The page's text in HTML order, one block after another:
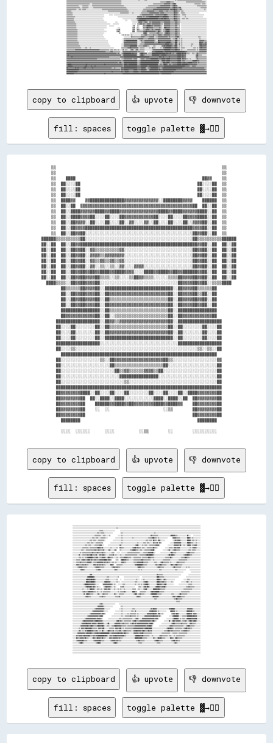
▒▒▒▒▒▒▒▒▒▒▒▒▒▒▒▒▒▒▒▒▒▒▒▒▒▒▒▒▒▒▒▒▒▒▒▒▒▒▒▒▒▒▒▒▒▒▒▒▒▒▒▒▒▒▒▒▒▒▒▒▒▒▒▒▒▒▒▒▒▒▒▒▒▒▒▒▒▒▒▒▒▒▒▒▒▒▒▒▒▒░░░░░░░░░░░░░░░░░░░░░░░░░░░░░░░░░░░░░░░░░░░░░░░░░░░░░░░░░░░░░░░░▒▒▒▒▒▒▒▒▒▒▓▓▓▓▓▓▒▒▒▒▒▒░░░░░░░░░░░░░░░░░░░░▒▒▒▒▒▒▒▒▒▒▒▒▒▒▒▒▒▒▒▒▒▒▒▒▒▒▒▒▒▒▒▒░░
▒▒▒▒▒▒▒▒▒▒▒▒▒▒▒▒▒▒▒▒▒▒▒▒▒▒▒▒▒▒▒▒▒▒▒▒▒▒░░░░▒▒▒▒▒▒▒▒▒▒▒▒▒▒▒▒▒▒▒▒▒▒▒▒▒▒▒▒▒▒▒▒▒▒▒▒▒▒▒▒▒▒▒▒▒▒▒▒░░░░░░░░░░░░░░░░░░░░░░░░░░░░░░░░░░░░░░░░░░░░░░░░░░░░▒▒▒▒▒▒▒▒▒▒▒▒▒▒▒▒▒▒▓▓▓▓▓▓▓▓▓▓▒▒▒▒▓▓██▓▓░░░░░░░░░░░░░░░░░░░░░░░░░░░░░░▒▒▒▒▒▒▒▒▒▒░░▒▒▒▒▒▒░░
▒▒▒▒▒▒▒▒▒▒▒▒▒▒▒▒▒▒▒▒░░░░░░▒▒▒▒▒▒▒▒▒▒░░░░░░▒▒▒▒▒▒▒▒▒▒▒▒▒▒▒▒▒▒▒▒▒▒▒▒▒▒▒▒▒▒▒▒▒▒▒▒▒▒▒▒▒▒▒▒▒▒▒▒▒▒▒▒░░░░░░░░░░░░░░░░░░░░░░░░░░░░░░░░░░░░░░░░▒▒▒▒▒▒▒▒▒▒▒▒▒▒▒▒▒▒▒▒▓▓▓▓▓▓▓▓▓▓▓▓▓▓▓▓▒▒▒▒▓▓██▓▓▓▓░░░░░░░░░░░░░░░░░░░░░░░░░░░░░░░░▒▒▒▒▒▒▒▒▒▒▒▒▒▒▒▒
▒▒▒▒▒▒▒▒▒▒▒▒▒▒▒▒▒▒▒▒▒▒░░░░▒▒▒▒▒▒▒▒▒▒░░░░░░░░▒▒▒▒▒▒▒▒▒▒▒▒▒▒▒▒▒▒▒▒▒▒▒▒▒▒▒▒▒▒▒▒▒▒▒▒▒▒▒▒▒▒▒▒▒▒▒▒▒▒▒▒▒▒░░░░░░░░░░░░░░░░░░░░░░░░░░░░░░░░▒▒▒▒▒▒▒▒▒▒▒▒▒▒▒▒▒▒▓▓▓▓▓▓▓▓▓▓▓▓▓▓▓▓▓▓▓▓▓▓▒▒▒▒▓▓██▓▓▓▓▒▒▓▓▓▓░░░░░░░░░░░░░░░░░░░░░░░░░░░░░░░░▒▒▒▒▒▒▒▒▒▒
▒▒▒▒▒▒▒▒▒▒▒▒▒▒▒▒░░░░▒▒▒▒░░▒▒▒▒▒▒░░░░░░░░░░░░░░░░░░░░░░░░░░▒▒▒▒▒▒▒▒▒▒▒▒▒▒▒▒▒▒▒▒▒▒▒▒▒▒▒▒▒▒▒▒▒▒▒▒▒▒▒▒▒▒░░░░░░░░░░░░░░░░░░░░░░░░░░▒▒▒▒▒▒▒▒▒▒▒▒▒▒▒▒▓▓▓▓▓▓▓▓▓▓▓▓▓▓▓▓▓▓▓▓▓▓▓▓▓▓▒▒▓▓▓▓▓▓██▓▓▓▓▒▒▒▒▓▓▒▒░░░░░░░░░░░░░░░░░░░░░░░░░░░░░░░░░░░░▒▒░░
▒▒▒▒▒▒▒▒░░░░░░░░░░░░░░░░░░░░░░░░░░░░░░░░░░░░░░░░░░░░░░░░░░░░░░░░░░░░▒▒▒▒▒▒▒▒▒▒▒▒▒▒▒▒▒▒▒▒▒▒▒▒▒▒▒▒▒▒▒▒▒▒░░░░░░░░░░░░░░░░░░░░░░▒▒▒▒▒▒▒▒▓▓▓▓▓▓▓▓▓▓▓▓▒▒▒▒▒▒▒▒▓▓▓▓▓▓▒▒▒▒▒▒▓▓▒▒▒▒▒▒▒▒▒▒██▓▓▓▓▒▒▒▒░░▒▒▒▒░░░░░░░░░░░░░░░░░░░░░░░░░░░░░░░░░░░░░░
▒▒▒▒▒▒▒▒▒▒░░░░░░░░░░░░░░░░░░░░░░░░░░░░░░░░░░░░░░░░░░░░░░░░░░░░░░░░░░░░░░░░░░░░░░░░░░░░░░▒▒▒▒▒▒▒▒▒▒▒▒▒▒░░░░░░▒▒░░░░░░░░░░░░▒▒▒▒▒▒▒▒▒▒▒▒▒▒▓▓▓▓▓▓▓▓▓▓▓▓▓▓▓▓▒▒▓▓▓▓▓▓▒▒▒▒▒▒▒▒▒▒▒▒▒▒▒▒██▓▓▓▓▒▒░░░░▒▒▒▒▒▒░░░░░░░░░░░░░░░░░░░░░░░░
▒▒▒▒▒▒▒▒▒▒░░░░░░░░░░░░░░░░░░░░░░░░░░░░░░░░░░░░░░░░░░░░░░░░░░░░        ░░░░░░  ░░░░░░░░░░░░░░░░░░░░░░░░░░░░░░░░░░░░░░░░░░▒▒▒▒▓▓▓▓▓▓▓▓▓▓▓▓▓▓▓▓▓▓▒▒▒▒▓▓▓▓▓▓▓▓▓▓▓▓▓▓████▓▓▒▒▒▒▒▒▒▒▒▒██▓▓▓▓▒▒▒▒░░░░▒▒▒▒▒▒░░░░░░░░░░░░░░░░░░░░░░░░░░░░░░
▒▒▒▒▒▒▒▒▒▒▒▒▒▒░░░░░░░░░░░░░░░░░░░░░░░░░░░░░░░░░░░░░░░░░░░░░░░░                      ░░░░░░░░░░░░░░░░░░░░░░░░░░░░░░░░▓▓▓▓▓▓▓▓▒▒▓▓▒▒▓▓▓▓▓▓████████████████▓▓▓▓▓▓████████▓▓▒▒▒▒▒▒▒▒██▓▓▓▓▒▒▒▒░░░░░░░░▒▒░░░░░░░░░░░░░░░░░░░░░░░░░░░░
▒▒▒▒▒▒▒▒▒▒▒▒░░░░░░░░░░░░░░░░░░░░░░░░░░░░░░░░░░░░░░░░░░░░░░░░                                ░░░░░░░░░░░░░░░░░░░░░░▒▒▓▓▓▓██████████████████████████████▓▓▓▓▓▓██▓▓████▓▓▓▓▒▒▒▒▒▒▒▒██▓▓▓▓▒▒▒▒░░░░▒▒▒▒░░▒▒▒▒░░░░░░░░░░░░░░░░░░░░░░░░░░░░░░
▒▒▒▒▒▒▒▒▒▒▒▒░░░░░░░░░░░░░░░░░░░░░░░░░░░░░░░░░░░░░░░░░░░░░░░░░░                                  ░░░░      ░░░░░░░░░░▒▒████████████▓▓▓▓▓▓▓▓▓▓▓▓▓▓▓▓▓▓▓▓▓▓▓▓▓▓▓▓▓▓▓▓▓▓▓▓▓▓▓▓▒▒▒▒▒▒▓▓▓▓▓▓▒▒▒▒░░░░░░░░░░░░░░░░░░░░░░░░░░░░░░░░░░░░░░░░░░░░
▒▒▒▒▒▒▒▒▒▒▒▒▒▒░░░░░░░░░░░░░░░░░░░░░░░░░░░░░░░░░░░░░░░░░░░░░░░░░░░░              ░░░░                        ░░░░░░░░░░▓▓▓▓▓▓▒▒▒▒▓▓▓▓▒▒░░▓▓▒▒▓▓▓▓▓▓▓▓▓▓▓▓▓▓▒▒▒▒▒▒▓▓▓▓▓▓▓▓▓▓▒▒▒▒▒▒▒▒▓▓▓▓▒▒▒▒░░░░░░░░░░░░░░░░░░░░░░░░░░░░░░░░░░░░░░░░░░░░
▒▒▒▒▒▒▒▒▒▒▒▒▒▒▒▒░░░░░░░░░░░░░░░░░░░░░░░░░░░░░░░░░░░░░░░░░░░░░░░░░░░░░░░░    ░░░░░░░░░░                      ░░░░░░  ▒▒▒▒▓▓▓▓▒▒▓▓▒▒▒▒▓▓▓▓▓▓▒▒▓▓▓▓▓▓▓▓▓▓▓▓▓▓▒▒▒▒░░▓▓▓▓▓▓▓▓▓▓▒▒▒▒▒▒▒▒▓▓▓▓▒▒▒▒  ░░░░░░░░░░░░░░░░░░░░░░░░░░░░░░░░░░░░░░░░░░
▒▒▒▒▒▒▒▒▒▒▒▒▒▒▒▒░░░░░░░░░░░░░░░░░░░░░░░░░░░░░░░░░░░░░░░░░░░░░░░░░░    ░░░░░░░░                              ░░▓▓    ▒▒░░    ░░▓▓▒▒▓▓██████▓▓▓▓▒▒▓▓▓▓▓▓▓▓▓▓▒▒░░░░▓▓▓▓▓▓▓▓▓▓▒▒▒▒▒▒▒▒▓▓▓▓░░▒▒  ░░░░░░░░░░░░░░░░░░░░░░░░░░░░░░░░░░░░░░░░░░
▒▒▒▒▒▒▒▒▒▒▒▒▒▒▒▒░░░░░░░░░░░░░░░░░░░░░░░░░░░░░░░░░░░░░░░░░░░░░░░░░░                  ░░░░                    ▒▒▓▓  ░░▒▒░░    ░░▓▓▒▒▓▓██▓▓▓▓▓▓▓▓▒▒▒▒▒▒▒▒▒▒▓▓▒▒░░░░████▓▓▓▓▓▓▒▒▒▒▒▒▒▒▓▓▓▓▒▒▒▒  ░░░░░░░░░░░░░░░░░░░░░░░░░░░░░░░░░░░░░░░░░░
▒▒▒▒▒▒▒▒▒▒▒▒▒▒▒▒▒▒░░░░░░░░░░░░░░░░░░░░░░░░░░░░░░░░░░░░░░░░░░░░                    ▒▒▒▒▓▓                    ▒▒▓▓  ░░▓▓▒▒░░░░░░▒▒▒▒▓▓▓▓▓▓▒▒▒▒▓▓▒▒▒▒▓▓▓▓▓▓▓▓▒▒░░▒▒▒▒▓▓████▓▓▒▒▒▒▒▒▒▒▓▓▓▓▒▒▒▒  ░░░░░░░░░░░░░░░░░░░░░░░░░░░░░░░░░░░░░░░░░░
▒▒▒▒▒▒▒▒▒▒▒▒▒▒▒▒▒▒░░░░░░░░░░░░░░░░░░░░░░░░░░░░░░░░░░░░░░░░░░░░░░░░                ▒▒▓▓▒▒                    ▓▓▓▓  ░░▒▒▒▒▒▒▒▒▒▒▓▓▓▓██▓▓▓▓▓▓▓▓▓▓▓▓▓▓▒▒▒▒██▓▓▒▒░░▒▒▒▒▓▓████▓▓▒▒▒▒▒▒▒▒▓▓▓▓▒▒▒▒░░░░░░░░░░░░░░░░░░░░░░░░░░░░░░░░░░░░░░░░░░░░
▒▒▒▒▒▒▒▒▒▒▒▒▒▒▒▒▒▒░░░░░░░░░░░░░░░░░░░░░░░░░░░░░░░░░░░░░░░░░░░░                        ▒▒░░              ░░░░░░░░░░░░░░░░░░░░░░▓▓██▓▓░░░░▒▒▒▒▒▒▒▒▒▒▒▒▓▓▓▓▒▒▒▒▒▒░░▒▒▓▓██▓▓▓▓▒▒▒▒▒▒▒▒▓▓▓▓▒▒▒▒  ░░░░░░░░░░░░░░░░░░░░░░░░░░░░░░░░░░░░░░░░░░
▒▒▒▒▒▒▒▒▒▒▒▒▒▒▒▒▒▒░░░░░░░░░░░░░░░░░░░░░░░░░░░░░░░░░░░░░░░░░░                              ░░▒▒░░▒▒░░▒▒░░░░▒▒░░░░░░░░░░░░░░▒▒▒▒▒▒▓▓▓▓▒▒▒▒▒▒▒▒▒▒▓▓▒▒▒▒▒▒▓▓▓▓▓▓▒▒▒▒▓▓▓▓▓▓▓▓▓▓▒▒▒▒▒▒▒▒▓▓▓▓▒▒▒▒░░░░░░░░░░░░░░░░░░░░░░░░░░░░░░░░░░░░░░░░░░░░
▒▒▒▒▒▒▒▒▒▒▒▒▒▒▒▒▒▒░░░░░░░░░░░░░░░░░░░░░░░░░░░░░░░░░░░░░░░░░░░░                                ░░░░░░░░░░░░▓▓▒▒▒▒▒▒▒▒▒▒▒▒▒▒▓▓▓▓▓▓▒▒▒▒▒▒▒▒▓▓▓▓▓▓▓▓░░▒▒▒▒▓▓▓▓▓▓▓▓▓▓▓▓▓▓▓▓▒▒▓▓▒▒▒▒▒▒▒▒▓▓▓▓██▒▒░░░░░░░░░░░░░░░░░░░░░░░░░░░░░░▒▒▒▒░░░░░░░░░░
▒▒▒▒▒▒▒▒▒▒▒▒▒▒▒▒▒▒░░░░░░░░░░░░░░░░░░░░░░░░░░░░░░░░░░░░░░░░░░░░░░                            ░░▒▒▒▒▒▒▒▒▒▒▒▒▒▒▒▒▒▒▒▒▒▒▒▒▓▓▓▓▓▓▓▓▒▒▒▒▒▒▒▒▓▓▓▓▓▓▓▓▓▓▒▒▒▒▒▒▓▓▓▓▓▓▓▓▓▓▓▓▓▓▓▓▓▓▓▓▒▒░░▒▒▒▒▓▓██░░▒▒░░▒▒░░░░░░░░░░░░░░░░░░░░░░░░░░░░▒▒░░░░░░░░░░
▒▒▒▒▒▒▒▒▒▒▒▒▒▒▒▒▒▒░░░░░░░░░░░░░░░░░░░░░░░░░░░░░░░░░░░░░░░░░░░░░░░░░░                        ░░▓▓▓▓██████████████████░░░░▒▒▓▓▒▒▒▒▓▓▓▓▓▓▓▓▓▓▓▓▓▓▓▓▒▒░░░░██▓▓▓▓▓▓▓▓▓▓▓▓▓▓▓▓▓▓▓▓▒▒▒▒▒▒████▒▒▒▒░░▒▒░░░░░░░░░░░░░░░░░░░░░░░░░░░░▓▓▓▓▓▓▓▓▒▒▒▒
▒▒▒▒▒▒▒▒▒▒▒▒▒▒▒▒▒▒▒▒░░░░░░░░░░░░░░░░░░░░░░░░░░░░░░░░░░░░░░░░░░░░░░░░                        ░░▓▓▓▓▓▓▓▓▓▓▓▓▓▓▓▓▓▓▓▓▓▓░░░░░░▒▒▒▒▒▒▓▓▓▓▓▓▓▓▓▓▓▓▓▓▓▓▒▒▒▒▒▒████▓▓▓▓▓▓▓▓▓▓██████▓▓▒▒▒▒▒▒████░░▒▒░░▒▒░░░░░░░░░░░░░░░░░░░░░░░░░░░░██▓▓▓▓▒▒▒▒▓▓
▒▒▒▒▒▒▒▒▒▒▒▒▒▒▒▒▒▒▒▒░░░░░░░░░░░░░░░░░░░░░░░░░░░░░░░░░░░░░░░░░░░░░░░░░░                    ░░░░▓▓▓▓▓▓▓▓▓▓▓▓▓▓▓▓▓▓▓▓▓▓░░░░▒▒▒▒▒▒▒▒▓▓▓▓▓▓▓▓▓▓▓▓▓▓▓▓▓▓▓▓▓▓▓▓▓▓▓▓▓▓▓▓▓▓██████▓▓▓▓▓▓▒▒▒▒████░░▓▓░░▒▒░░░░░░░░░░░░░░▒▒▒▒░░░░░░░░░░████▓▓▓▓▓▓██
▒▒▒▒▒▒▒▒▒▒▒▒▒▒▒▒▒▒▒▒▒▒░░░░░░░░░░░░░░░░░░░░░░░░░░░░░░░░░░░░░░░░░░░░░░░░░░                  ░░░░▓▓▓▓▓▓▓▓▓▓████████████░░▒▒▒▒▒▒▒▒▓▓▓▓▓▓▒▒▒▒░░░░░░▒▒▒▒░░░░░░░░░░▓▓▓▓██▓▓████████▓▓▒▒▓▓████░░▒▒░░▒▒░░░░░░░░░░░░░░▒▒░░░░░░░░░░░░▓▓██▓▓▓▓▓▓▓▓
▒▒▒▒▒▒▒▒▒▒▒▒▒▒▒▒▒▒▒▒▒▒▒▒░░░░░░▒▒▒▒░░░░▒▒░░░░░░░░░░░░░░░░░░░░░░░░░░░░░░░░░░░░░░            ▒▒▒▒▒▒▒▒▒▒▓▓▓▓██▓▓▓▓▓▓▓▓▓▓▓▓░░▒▒▒▒▒▒▒▒░░░░░░░░▒▒░░▓▓▒▒▒▒░░░░░░░░▒▒░░▓▓▓▓██████████▓▓▓▓▓▓████▒▒▒▒░░▒▒▒▒▒▒░░░░░░░░░░░░░░▒▒▒▒░░▒▒░░▓▓██▓▓▓▓▓▓▓▓
▒▒▒▒▒▒▒▒▒▒▒▒▒▒▓▓▓▓▓▓▓▓▓▓▓▓▓▓▓▓▓▓▓▓▓▓▓▓▓▓▓▓▓▓▓▓▓▓▓▓▓▓▓▓▒▒▒▒▒▒▒▒▒▒▒▒▒▒▒▒░░▒▒▒▒░░▒▒▒▒░░▒▒░░░░░░▓▓░░▒▒▒▒░░░░▒▒▓▓▓▓░░▒▒▓▓▓▓░░▒▒▒▒▒▒▒▒░░░░░░░░░░░░▒▒▓▓▓▓▓▓▓▓▓▓▓▓▓▓▓▓▓▓██████████▓▓▓▓▓▓▓▓████▓▓▓▓░░▒▒░░░░░░░░▒▒▒▒▒▒▒▒▒▒▒▒▒▒░░▒▒░░▓▓▓▓▓▓▓▓▓▓▓▓
▓▓▓▓▓▓▓▓▓▓▓▓▓▓▓▓▓▓▓▓▓▓▓▓▓▓▓▓▓▓▓▓▓▓▓▓▓▓▓▓▓▓▓▓▓▓▓▓▓▓▓▓▓▓▓▓▓▓▓▓▓▓▓▓▒▒▒▒▒▒▒▒▓▓▓▓▒▒▒▒▒▒▒▒▒▒▒▒░░░░▓▓▓▓▓▓▓▓▓▓▓▓▓▓▓▓▓▓▓▓▓▓▓▓▒▒▓▓▒▒▒▒▒▒▒▒    ░░  ░░░░▓▓▓▓▓▓████████████▓▓▓▓████████████████████████████████▓▓▓▓▒▒▒▒▒▒▒▒▒▒▒▒▒▒▒▒▒▒▒▒▓▓▓▓▓▓▓▓▓▓▓▓
▓▓▓▓▓▓▓▓▓▓▓▓▓▓▓▓▓▓▓▓▓▓▓▓▓▓▓▓▓▓▓▓▓▓▓▓▓▓▓▓▓▓▓▓▓▓▓▓▓▓▓▓▓▓▓▓▓▓▓▓▓▓▓▓▓▓▓▓▓▓▓▓▓▓▓▓▓▓▓▓▓▓▒▒▓▓▒▒░░▒▒▓▓████████████▓▓██▓▓▓▓▓▓░░░░▓▓████▓▓▓▓▓▓░░▒▒▒▒▒▒██████████████████████▓▓██▓▓▓▓██▒▒▓▓▒▒▒▒▓▓██████▓▓██▓▓██▒▒▒▒▒▒░░░░▒▒▒▒░░▒▒▓▓▒▒▒▒▒▒▒▒▒▒▒▒▒▒
▓▓██▓▓▓▓▓▓▓▓▓▓▓▓▓▓▓▓▓▓▓▓▓▓▓▓▓▓▓▓▓▓▓▓▓▓▓▓▓▓▓▓▓▓▓▓▓▓▓▓▓▓▓▓▓▓▓▓▓▓▓▓▓▓▓▓▓▓▓▓▓▓▓▓▓▓▓▓▓▓▓▓▓▓▓▓▓▓░░▓▓████████████████████▓▓░░░░▓▓████▓▓▒▒▒▒▒▒▒▒▒▒▒▒████████████▓▓▓▓████████▓▓▓▓▓▓▓▓▓▓▓▓▓▓▓▓▓▓██████▓▓██▓▓▓▓░░░░░░░░░░░░░░░░▓▓██▒▒▒▒▒▒░░░░░░░░
▓▓▓▓▓▓▓▓██▓▓▓▓▓▓▓▓▓▓▓▓▓▓▓▓▓▓▓▓▓▓▓▓▓▓▓▓▓▓▓▓▓▓▓▓▓▓▓▓▓▓▓▓▓▓▓▓▓▓▓▓▓▓▓▓▓▓▓▓▒▒▒▒▒▒▒▒▒▒▒▒▒▒▒▒▒▒▓▓▓▓▓▓██████████████████████████████████████████▓▓▓▓▓▓▓▓▓▓▓▓▓▓▓▓████▓▓██▓▓▓▓▓▓▓▓██▓▓▓▓▓▓▓▓▓▓▓▓██████▓▓██▓▓▓▓░░░░░░░░░░░░░░░░▓▓▓▓▒▒▒▒▒▒▒▒▒▒▒▒▒▒
▓▓▓▓▓▓▓▓▓▓▓▓▓▓▓▓▓▓▓▓▓▓▓▓▓▓▓▓▓▓▓▓▓▓▓▓▓▓▓▓▓▓▓▓▓▓▓▓▓▓▒▒▒▒▒▒▒▒▒▒▒▒▒▒▒▒▒▒▒▒▒▒▒▒▒▒▒▒▒▒▒▒▒▒▒▒▒▒░░▒▒▒▒▓▓▓▓▓▓▓▓▓▓▓▓▓▓▒▒▓▓▓▓▓▓░░░░▒▒▓▓▓▓▓▓▒▒▓▓▓▓▓▓▓▓████████████▓▓▓▓▓▓██████▓▓██████▓▓▓▓▓▓▓▓▓▓▓▓██████▒▒██▓▓▓▓▒▒▒▒░░▒▒░░░░░░░░▒▒▓▓▒▒▒▒▒▒▒▒▒▒▒▒▒▒
▓▓▓▓▓▓▓▓▓▓▓▓▓▓▓▓▓▓▓▓▓▓▓▓▓▓▓▓▓▓▓▓▓▓▓▓▓▓▓▓▓▓▓▓▓▓▓▓▓▓▓▓▓▓▓▓▓▓▓▓▓▓▓▓▓▓▓▓▓▓▓▓▓▓▓▓▓▓▓▓▓▓▓▓▓▓▓▓▓▓▒▒▓▓██████████████████████▒▒▒▒▓▓██████████████████████████████▒▒▒▒██████▓▓██████▓▓▓▓▓▓▓▓▓▓▓▓██████▒▒▓▓▓▓▒▒▒▒▒▒▒▒▒▒▒▒▓▓██████▓▓▓▓▒▒▒▒▒▒▒▒▒▒▒▒
▓▓▓▓▓▓▓▓▓▓▓▓▓▓▓▓▓▓▓▓▓▓▓▓▓▓▓▓▓▓▓▓▓▓▓▓▓▓▓▓▓▓▓▓▓▓▓▓▓▓▓▓▓▓▓▓▓▓▓▓▓▓▓▓▓▓▓▓▓▓▓▓▓▓▓▓▓▓▓▓▓▓▓▓▒▒▓▓██▒▒▒▒██████████████████████▒▒▒▒▓▓████████████████████████████▓▓░░▒▒▒▒████▓▓████▓▓▒▒▓▓▓▓▓▓▓▓▓▓██████▓▓▓▓██▓▓▓▓▓▓██████▓▓▓▓▓▓▓▓▒▒▓▓▒▒▒▒▒▒▒▒▒▒▒▒
▓▓██████▓▓▓▓▓▓▓▓▓▓▓▓▓▓▓▓▓▓▓▓▓▓▓▓██▓▓▓▓▓▓▓▓▓▓▓▓▓▓▓▓▓▓▓▓▓▓▓▓▓▓▓▓██▓▓▓▓▓▓▓▓▓▓▓▓▓▓▓▓▓▓▓▓▓▓▓▓▓▓▓▓▒▒██████▓▓██████████████▒▒▒▒▓▓████████████████████████████▒▒▒▒▓▓▒▒▓▓████▓▓▒▒▓▓▓▓▒▒▓▓▓▓▓▓▓▓██████▓▓██████████▓▓▓▓▓▓▓▓▓▓▓▓▓▓▒▒▒▒▒▒▒▒▒▒▒▒▒▒▒▒
▓▓████████▓▓▓▓▓▓▓▓▓▓▓▓▓▓▓▓▓▓▓▓████▓▓▓▓▓▓██▓▓▓▓██▓▓▓▓▓▓▓▓▓▓▓▓▓▓▓▓▓▓▓▓▓▓▓▓▓▓▓▓▓▓▓▓▓▓▓▓▓▓▓▓▓▓▓▓▒▒██████████████████████▓▓▓▓▓▓██████████▓▓▓▓██████████████▓▓▓▓▓▓▓▓▓▓██████████████████████████████████▓▓▓▓▓▓▓▓▒▒▒▒▓▓▓▓▓▓▒▒▒▒▒▒▒▒▒▒▒▒▒▒▒▒▒▒
██▓▓▓▓▓▓▓▓▓▓▓▓██▓▓██▓▓▓▓▓▓▓▓████▓▓▓▓▓▓▓▓▓▓██▓▓▓▓▓▓▓▓▓▓▓▓▓▓▓▓▓▓▓▓▓▓▓▓▓▓▓▓▓▓▒▒▒▒▓▓▒▒▒▒▒▒▒▒▒▒██▓▓██████████████████████▓▓▓▓▓▓████████▒▒▒▒▓▓▓▓████████████▓▓▓▓▒▒▓▓████████████████████████████████▓▓▓▓▓▓▓▓▓▓▓▓▓▓▓▓▓▓▓▓▓▓▓▓▓▓▓▓▓▓▓▓▓▓▓▓▒▒▒▒
████████████████████▓▓▓▓▓▓▓▓▓▓▓▓▓▓▓▓▓▓▓▓▓▓▓▓▓▓▓▓▓▓▓▓▓▓▓▓▓▓▓▓▓▓▓▓▓▓▓▓▓▓▓▓▓▓▓▓▓▓▓▓▓▓▓▓▓▓▓▓▒▒██▓▓████████▓▓▓▓▓▓▓▓██████▓▓▓▓▓▓████████▓▓▒▒▒▒██████████████▓▓██▓▓▓▓██████████████████████▓▓▓▓▓▓▓▓▓▓▓▓▓▓▓▓▓▓▓▓▓▓▓▓▓▓▓▓▓▓▓▓▓▓▓▓▓▓▓▓▓▓▓▓▓▓▓▓▒▒
██████████████████▓▓▓▓▓▓▓▓▓▓▓▓▓▓▓▓▓▓▓▓▓▓▓▓▓▓▓▓▓▓▓▓▓▓▓▓▓▓▓▓▓▓▓▓▓▓▓▓▓▓▓▓▓▓▓▓██▓▓▓▓▓▓▓▓▓▓▓▓▓▓██▓▓▓▓██████▓▓▓▓▓▓▓▓████████▓▓▓▓██████████████████████████████▓▓██████████████████████▓▓▓▓▓▓▓▓▓▓▓▓▓▓▓▓▓▓▓▓▓▓▓▓▓▓▓▓▓▓▓▓▓▓▓▓▓▓▓▓▓▓▓▓▓▓▓▓▓▓▓▓▓▓
copy to clipboard 👍 upvote 👎 downvote
fill: spaces toggle palette ▓→✊🏽
      ▒▒                                                                    ▒▒
      ▒▒                                                                    ▒▒
      ▒▒    ████                                                    ██▓▓    ▒▒
      ▒▒  ██░░░░██                                                ██░░░░██  ▒▒
      ▒▒  ██░░░░██                                                ██░░░░██  ▒▒
      ▒▒  ██░░░░██                                                ██░░░░██  ▒▒
      ▒▒  ████▓▓    ▓▓██████████████▓▓▓▓▓▓▓▓▓▓▓▓▓▓░░████████▓▓▓▓    ██████  ▒▒
      ▒▒  ██░░██  ▓▓▓▓▓▓▓▓▓▓▓▓▓▓▓▓▓▓▓▓▓▓▓▓▓▓▓▓▓▓▓▓▓▓▓▓▓▓▓▓▓▓▓▓▓▓██  ██░░██  ▒▒
      ▒▒  ██░░████▓▓▓▓▓▓████▓▓████▓▓▓▓▓▓▓▓▓▓▓▓▓▓▓▓████▓▓████▓▓▓▓▓▓████░░██  ▒▒
      ▒▒  ██░░████▓▓▓▓██░░░░██░░░░██▓▓▓▓▓▓▓▓▓▓▓▓██░░░░██░░░░██▓▓▓▓████░░██  ▒▒
      ▒▒  ██░░██▓▓▓▓░░██░░░░██░░░░██░░▓▓░░░░▓▓░░██░░░░██░░░░██░░▓▓▓▓██░░██  ▒▒
      ▒▒  ██░░██▓▓▓▓████████████████████████████████████████████▓▓▓▓██░░██  ▒▒
      ▒▒  ██░░██▓▓██░░░░░░░░░░░░░░░░░░░░░░░░░░░░░░░░░░░░░░░░░░░░██▓▓██░░██  ▒▒
  ██████▒▒▒▒▒▒▒▒▒▒██░░░░░░░░░░░░░░░░░░░░░░░░░░░░░░░░░░░░░░░░░░░░██▒▒▒▒▒▒▒▒▒▒██████
  ██░░██  ██░░██▓▓████████████████████████████████████████████████▓▓██░░██  ██░░██
  ██░░██  ██░░██▓▓██░░▓▓▒▒▒▒▒▒▒▒▒▒▓▓░░░░░░░░░░░░░░░░░░░░░░░░░░░░██▓▓██░░██  ██░░██
  ██░░██  ██░░██▓▓██░░▓▓▓▓▒▒▓▓▓▓▓▓▓▓░░░░░░░░░░░░░░░░░░░░░░░░░░░░██▓▓██░░██  ██░░██
  ██░░██  ██░░██▓▓██░░▓▓▒▒▓▓▒▒▓▓▒▒▓▓░░░░░░░░░░░░░░░░░░░░░░░░░░░░██▓▓██░░██  ██░░██
  ██░░██  ██░░██▓▓██░░▓▓░░▒▒░░▒▒░░▓▓░░░░▓▓▓▓░░░░░░░░░░░░░░░░░░░░██▓▓██░░██  ██░░██
  ██░░██  ██░░██▓▓██▓▓██▓▓████▓▓████▓▓▓▓░░░░████▓▓████▓▓██▓▓██████▓▓██░░██  ██░░██
  ██░░██  ██░░██▓▓██▓▓▓▓██▒▒▒▒░░▒▒░░░░▒▒██▓▓▒▒▒▒░░░░░░▒▒▒▒██▓▓▓▓██▓▓██░░██  ██░░██
    ████▒▒▒▒░░██▓▓██▓▓▓▓██░░░░░░░░░░░░░░░░░░░░░░░░░░░░░░░░██▓▓▓▓██▓▓██░░▒▒▒▒████
          ██▒▒▒▒▒▒██▓▓▓▓██░░████████████████████████████░░██▓▓▓▓██▒▒▒▒▒▒██
          ██░░██▓▓██▓▓▓▓██░░██▓▓▓▓▓▓▓▓▓▓▓▓▓▓▓▓▓▓▓▓▓▓▓▓██░░██▓▓▓▓██▒▒██░░██
          ██░░██▓▓██▓▓▓▓██░░██▒▒▒▒▒▒▒▒▒▒▒▒▒▒▒▒▒▒▒▒▒▒▒▒██░░██▓▓▓▓██▓▓██░░██
          ██░░██▓▓██▓▓▓▓██░░██▓▓▓▓▓▓▓▓▓▓▓▓▓▓▓▓▓▓▓▓▓▓▓▓██░░██▓▓▓▓██▓▓██░░██
          ████████████████░░██▒▒▒▒▒▒▒▒▒▒▒▒▒▒▒▒▒▒▒▒▒▒▒▒██░░████████████████
          ██▓▓▓▓▓▓▓▓▓▓▓▓██░░██░░▒▒▒▒▒▒▒▒▒▒▒▒▒▒▒▒▒▒▒▒▒▒██░░██▓▓▓▓▓▓▓▓▓▓▓▓██
        ██████████████████░░██▓▓▒▒▓▓▓▓▓▓▓▓▓▓▓▓▓▓▓▓▓▓▓▓██░░██████████████████
        ██░░░░██░░░░░░░░██░░██▒▒▒▒▒▒▒▒▒▒▒▒▒▒▒▒▒▒▒▒▒▒▒▒██░░██░░░░░░░░██░░░░██
        ██░░░░██░░░░░░░░██░░██▓▓▓▓▓▓▓▓▓▓▓▓▓▓▓▓▓▓▓▓▓▓▓▓██░░██░░░░░░░░██░░░░██
        ██░░░░██░░░░░░░░██░░████████████████████████████░░██░░░░░░░░██░░░░██
        ██████████████████░░░░░░░░░░░░░░░░░░░░░░░░░░░░░░░░██████████████████
        ██░░░░▒▒░░░░░░░░░░░░░░░░░░░░░░░░░░░░░░░░░░░░░░░░░░░░░░░░░░▒▒░░▒▒░░██
          ████████████████████████████████████████████████████████████████
        ██░░░░░░░░░░░░░░░░▒▒░░██▓▓▓▓▓▓▓▓▓▓▓▓▓▓▓▓▓▓▓▓██▒▒░░░░░░░░░░░░░░░░░░▓▓
        ██░░░░░░░░░░░░░░░░░░░░██▒▒▒▒▒▒▒▒▒▒▒▒▒▒▒▒▒▒▒▒██░░░░░░░░░░░░░░░░░░░░██
        ██░░░░░░░░░░░░░░░░░░░░░░██▒▒▓▓▒▒▒▒▒▒▓▓▓▓▒▒██░░░░░░░░░░░░░░░░░░░░░░██
        ██░░░░░░░░░░░░░░░░░░░░░░░░████████████████░░░░░░░░░░░░░░░░░░░░░░░░██
        ██░░░░░░░░░░░░░░░░░░░░░░░░░░▒▒░░░░░░░░░░░░░░░░░░░░░░░░░░░░░░░░░░░░██
        ████████████████████████████████████████████████████████████████████
        ██▓▓▓▓▓▓▓▓████░░██░░░░██░░░░██░░░░░░░░██░░░░██░░░░██░░████▓▓▓▓▓▓▓▓██
        ██▓▓▓▓▓▓▓▓██  ██░░████░░████░░░░░░░░░░░░████░░████░░██  ██▓▓▓▓▓▓▓▓██
        ██▓▓▓▓▓▓▓▓██    ██████▓▓████▓▓██▓▓▓▓▓▓▓▓████▓▓████▓▓    ██▓▓▓▓▓▓▓▓██
        ██▓▓▓▓▓▓▓▓██    ░░  ░░                      ░░▒▒        ██▓▓▓▓▓▓▓▓██
        ██▓▓▓▓▓▓▓▓██                                            ██▓▓▓▓▓▓▓▓██
          ████████                                                ████████
copy to clipboard 👍 upvote 👎 downvote
fill: spaces toggle palette ▓→✊🏽
░░░░░░░░░░░░░░░░░░░░░░░░░░░░░░░░░░░░░░░░░░░░░░░░░░░░░░░░░░░░░░░░░░░░░░░░░░░░░░░░░░░░░░░░░░░░░░░░░░░░░░░░░░░░░░░░░░░░░░░░░░░░░░░░░░░░░░░░░░░░░░░░░░░░░░░░░░░░░░░░░░░░░░░░░░░░░░░░░░░░░░░░░░░░░░░░░░░░░░░░░░░░░░░░░░
░░░░░░░░░░░░░░░░░░░░░░░░░░░░░░░░░░░░░░░░░░░░░░░░░░░░░░░░░░░░░░░░░░░░░░░░▒▒░░░░░░░░░░░░░░░░░░░░░░░░░░░░░░░░░░░░░░░░░░░░░░░░░░░░░░░░░░░░░░░░░░░░░░░░░░░░░░░░░░░░░░░░░░░░░░░░░░░░░░░░░░░░░░░░░░░░░░░░░░░░░░░░░░░░░░░░
░░░░░░░░░░░░░░░░░░░░░░░░░░░░░░░░░░░░░░░░░░░░▒▒▒▒▒▒░░░░░░░░░░░░░░░░░░░░        ░░░░░░░░░░░░░░░░░░░░░░░░░░░░░░░░░░░░░░░░░░░░░░░░░░░░░░░░░░░░░░░░░░░░░░░░░░░░░░░░░░░░░░░░░░░░░░░░░░░░░░░░░░░░░░░░░░░░░░░░░░░░░░░░░░░░
░░░░░░░░░░░░░░░░░░░░░░░░░░░░░░░░░░░░░░░░▒▒▒▒░░▒▒▒▒▒▒░░░░░░░░░░░░░░            ░░▒▒░░░░░░░░░░░░░░░░░░░░░░░░░░░░░░░░░░░░░░░░░░░░░░░░░░░░▒▒░░░░░░░░░░░░░░░░░░░░░░░░░░░░░░░░░░░░░░░░░░░░░░░░░░░░░░░░░░░░░░░░░░░░░░░░░░
░░░░░░░░░░░░░░░░░░░░░░░░░░░░░░░░░░░░▒▒▒▒▒▒▒▒▒▒░░░░▒▒▒▒░░░░░░▒▒            ░░░░░░▒▒░░░░░░░░░░░░░░░░░░░░░░░░░░░░░░░░░░░░░░░░░░░░░░▓▓▒▒▒▒▒▒▒▒▒▒░░░░░░░░░░░░░░░░░░░░▒▒██▓▓▓▓▒▒▒▒░░░░░░░░░░░░░░░░██░░░░    ░░░░░░░░░░░░
░░░░░░░░░░░░░░░░░░░░░░░░░░░░░░░░▒▒▒▒░░▒▒▒▒░░░░▒▒▒▒▒▒▒▒░░░░            ░░░░░░░░░░▒▒░░░░░░░░░░░░░░░░▒▒░░░░░░░░░░░░░░░░░░░░░░░░▒▒▒▒▒▒▓▓██▒▒▒▒░░▒▒░░░░░░░░░░░░░░        ▓▓▓▓▓▓▒▒▒▒▒▒░░░░░░░░░░░░████▒▒░░▒▒░░░░░░░░░░░░
░░░░░░░░░░░░░░░░░░░░░░░░░░░░▒▒▒▒░░▒▒▒▒░░░░▒▒▒▒▒▒▒▒▒▒░░            ░░░░░░░░░░░░░░▒▒░░░░░░░░░░░░░░░░░░░░░░░░░░░░░░░░░░░░░░▒▒▒▒░░▒▒▒▒░░██▒▒▒▒░░▓▓▓▓░░░░░░░░            ░░▒▒▓▓▒▒▓▓▓▓▒▒░░░░░░░░░░████▓▓░░▒▒▒▒░░▒▒░░░░░░
░░░░░░░░░░░░░░░░░░░░░░░░▒▒▒▒░░▒▒▒▒░░░░▒▒▒▒▒▒▒▒▒▒▒▒            ░░░░░░░░░░░░░░░░░░▒▒░░░░░░░░░░░░░░░░░░░░░░░░▒▒░░░░░░░░▒▒▒▒░░▒▒▒▒░░░░░░▓▓▒▒▒▒▓▓░░▓▓▒▒              ░░░░░░▓▓▓▓▓▓▓▓▓▓▓▓░░░░░░░░░░████▓▓▒▒▒▒░░░░▒▒░░░░░░
░░░░░░░░░░░░░░░░░░░░▒▒▒▒░░▒▒▒▒░░░░░░▒▒▒▒▒▒▒▒▓▓▓▓░░░░      ░░░░░░░░░░░░░░░░░░▒▒▓▓░░░░░░░░░░░░░░░░░░░░░░▒▒▓▓██░░░░░░▒▒░░▒▒▒▒░░░░▒▒▒▒▒▒▒▒▒▒▓▓▓▓▓▓░░            ░░░░░░░░░░▓▓▓▓▓▓▓▓▒▒██░░░░▒▒░░░░▓▓██▓▓░░▒▒▒▒▓▓▓▓░░░░░░
░░░░░░░░░░░░░░░░▒▒▒▒▒▒▒▒▒▒░░▒▒▒▒▒▒▒▒▒▒▒▒▓▓██▓▓▒▒▓▓░░░░░░░░░░░░▒▒░░░░░░░░▒▒  ▒▒▓▓▒▒▒▒░░░░░░░░░░░░░░▒▒▓▓██▒▒▓▓▒▒▒▒░░▒▒▒▒░░░░▒▒▒▒▒▒▒▒▒▒██▒▒▒▒░░            ░░░░░░▒▒▒▒▒▒░░▓▓▓▓▒▒▓▓▓▓░░░░░░░░░░░░░░░░▒▒░░▒▒▓▓▓▓▒▒░░░░░░
░░░░░░░░░░░░░░▒▒▒▒░░░░▒▒▒▒▒▒▒▒▒▒▒▒▒▒▓▓▒▒▒▒▓▓▒▒▒▒▒▒▓▓░░░░░░▒▒▓▓░░░░░░▒▒▓▓    ░░▒▒░░░░░░░░░░░░░░▒▒▒▒▓▓██▓▓▒▒▒▒░░▒▒▒▒░░░░▒▒▒▒▒▒▒▒▒▒▓▓▓▓██░░            ░░░░░░░░▒▒▓▓░░░░▒▒▓▓▓▓▒▒▒▒▒▒░░░░░░░░░░░░░░▒▒▒▒░░▒▒▒▒▒▒░░░░░░░░
░░░░░░░░░░░░▒▒░░▒▒▒▒▒▒▒▒▒▒▒▒▒▒▒▒▓▓▒▒▒▒▒▒▓▓▒▒▒▒▒▒▓▓▒▒▒▒░░░░░░░░░░▒▒▒▒░░  ░░░░░░  ░░░░░░░░░░▒▒▒▒▒▒▒▒▒▒▒▒▒▒▒▒▒▒▒▒░░░░░░▒▒▒▒▒▒▒▒▓▓▓▓▓▓██▒▒░░        ░░░░░░░░░░░░░░░░▒▒██▒▒▒▒▒▒░░░░░░░░░░░░░░░░▒▒▓▓██▒▒▒▒▒▒▒▒░░░░░░░░░░
░░░░░░░░░░▓▓░░░░▒▒▒▒▒▒▒▒▓▓▒▒▓▓██▒▒▒▒▒▒▓▓░░░░▓▓▒▒▓▓▓▓▒▒░░░░░░▒▒▒▒▒▒▓▓░░▒▒░░░░░░▒▒░░░░░░▒▒▒▒▒▒▒▒▒▒▒▒▒▒▒▒▒▒▒▒░░░░▒▒▒▒▒▒▒▒▒▒▓▓██▓▓████▓▓▒▒░░░░░░░░░░░░░░░░░░░░░░▒▒██▒▒██▓▓▒▒░░░░░░░░░░░░░░▒▒▓▓▓▓██▓▓▒▒▒▒░░░░░░░░░░░░░░
░░░░░░░░░░▒▒▒▒░░▒▒░░▒▒▒▒▓▓██████▓▓▒▒▒▒▓▓▓▓░░▒▒▒▒▓▓▓▓▓▓░░▒▒██▓▓▒▒▒▒░░░░░░▒▒░░░░▒▒▒▒▒▒▓▓▓▓▓▓▒▒▒▒▒▒░░░░▒▒▒▒▒▒▒▒▒▒▒▒░░▒▒▒▒▒▒▒▒▒▒██▓▓▒▒▒▒▒▒░░░░░░░░░░░░░░░░░░▒▒▒▒▒▒▒▒██▒▒░░░░░░░░░░░░░░▒▒▒▒▒▒██▓▓▒▒▒▒░░░░░░░░░░░░░░░░░░
░░░░░░▒▒▒▒▒▒░░▒▒▓▓▓▓▒▒▒▒▓▓██▒▒▓▓▒▒▒▒▓▓▒▒▒▒▒▒▓▓▓▓▓▓▓▓████▒▒▓▓▓▓▒▒      ░░▒▒░░  ░░████▓▓▓▓▒▒▒▒░░░░░░░░▒▒▒▒▒▒▒▒▒▒▒▒▓▓▓▓▒▒▒▒▒▒▒▒▒▒▒▒░░░░▒▒░░░░░░░░░░░░░░▒▒▒▒▒▒▒▒▒▒▒▒░░░░░░░░░░░░░░▒▒▒▒▒▒▒▒▒▒▒▒▒▒░░░░░░░░░░░░░░░░░░░░░░
░░░░░░▒▒▒▒▒▒▓▓▒▒▒▒▒▒▒▒▒▒▓▓▓▓▓▓▒▒░░▒▒▒▒▒▒▓▓▓▓▓▓▓▓▓▓▒▒▓▓▒▒▓▓▒▒▒▒░░▒▒▒▒░░▒▒░░░░░░░░▓▓▓▓▒▒▒▒░░░░░░░░░░░░▒▒▒▒▒▒▓▓▓▓▓▓▓▓██▒▒▒▒▒▒▒▒░░░░░░░░░░▒▒▒▒░░░░░░▒▒██▒▒▒▒▒▒▒▒▒▒░░▒▒░░░░░░░░▒▒▓▓▒▒▒▒▒▒▒▒▒▒░░░░░░░░░░░░░░░░░░░░░░░░░░
░░░░░░▓▓▓▓▒▒▒▒▒▒▓▓▒▒▓▓▒▒▒▒░░░░░░░░▓▓▓▓▒▒▓▓▒▒▓▓▒▒▓▓▒▒▒▒░░░░░░░░██▓▓▒▒    ▒▒▒▒▒▒▒▒▒▒░░░░░░░░░░░░░░░░░░░░▓▓▓▓████████▓▓▒▒▒▒▒▒░░░░░░░░░░░░░░▓▓▒▒▒▒▓▓██▒▒▒▒▒▒▒▒░░░░░░▒▒██▒▒▒▒▓▓██▒▒▒▒▒▒▒▒░░░░░░░░░░░░░░░░░░░░░░░░░░░░░░
░░░░░░░░▒▒▓▓▓▓▓▓▒▒▒▒▒▒▒▒░░░░░░░░░░░░▒▒▓▓▓▓▓▓▒▒▒▒▒▒▒▒░░░░░░░░░░░░▒▒▓▓▓▓▒▒▓▓▒▒▒▒░░░░░░░░░░░░░░░░░░░░░░░░░░░░▒▒██▓▓▒▒▒▒▒▒░░░░░░░░░░░░░░░░░░░░▒▒▓▓▓▓▒▒▒▒▒▒░░░░░░░░░░░░░░▒▒██▒▒▒▒▒▒▒▒▒▒░░░░░░░░▒▒░░▒▒░░░░░░░░░░░░░░░░░░
░░░░░░░░░░░░▒▒▓▓▓▓▒▒░░░░░░░░░░░░░░░░░░▒▒▒▒▓▓▓▓░░░░░░░░░░░░░░░░░░░░░░▒▒▓▓▒▒░░░░░░░░░░░░░░░░░░░░░░░░░░░░░░░░░░▒▒░░▒▒░░░░░░░░░░░░░░░░░░░░░░░░░░░░▒▒▒▒░░░░░░░░░░░░░░░░░░░░░░▒▒▒▒░░░░░░░░░░░░░░      ░░░░░░░░░░░░░░░░░░
░░░░░░░░░░░░░░░░░░░░░░░░░░░░░░░░░░░░░░░░░░░░░░░░░░░░░░░░░░░░░░░░░░░░░░░░░░░░░░░░░░░░░░░░░░░░░░░░░░░░░░░░░░░░░░░░░░░░░░░░░░░░░░░░░░░░░░░░░░░░░░░░░░░░░░░░░░░░░░░░░░░░░░░░░░░░░░░░░░░░░░            ░░░░░░░░░░░░░░░░
░░░░░░░░░░░░░░░░░░░░░░░░░░░░▓▓▓▓░░░░░░░░░░░░░░░░░░░░░░░░░░░░░░░░░░░░░░░░░░░░░░░░░░░░░░░░░░░░░░░░░░░░░░░░░░░░░░░░░░░░░░░░░░░░░░░░░░░░░░░░░░▓▓▒▒▒▒▒▒▒▒░░░░░░░░░░░░░░░░░░░░░░░░░░░░░░            ░░░░░░░░░░░░░░░░░░░░
░░░░░░░░░░░░░░░░░░░░░░░░▓▓████████▓▓░░░░░░░░░░░░░░░░░░░░▒▒▒▒░░░░░░░░░░░░░░▒▒        ░░░░░░░░░░░░░░░░░░░░░░░░░░    ░░░░░░░░░░░░░░░░░░░░░░░░████▒▒▒▒▒▒▒▒░░░░░░░░░░░░░░░░░░░░░░░░            ░░░░░░░░░░░░░░░░░░░░░░░░
░░░░░░░░░░░░░░░░░░░░░░▓▓██▓▓▓▓██▓▓██▒▒░░░░░░░░░░░░░░░░▒▒▒▒▒▒░░░░░░░░░░░░▒▒    ░░    ░░░░░░░░░░░░░░░░░░░░▒▒░░░░  ░░░░▒▒░░░░░░░░░░░░░░░░░░░░████▓▓▒▒░░▒▒▓▓▒▒░░░░░░░░░░░░░░              ░░░░░░▒▒▒▒░░░░░░░░░░░░░░░░░░
░░░░░░░░░░░░░░░░░░░░░░████▓▓▓▓██████▒▒░░░░░░░░░░░░░░▓▓██▓▓▓▓▓▓░░░░░░░░░░▒▒░░░░  ░░░░░░░░░░░░░░░░░░░░░░▒▒▒▒░░░░░░░░░░▒▒▓▓██▓▓░░░░░░░░░░░░░░████▓▓▒▒▓▓▓▓▒▒▒▒░░░░░░░░▒▒░░            ░░░░░░░░▒▒▓▓░░░░▒▒░░░░░░░░░░░░░░
░░░░░░░░░░░░░░░░░░▒▒██████▓▓▓▓▓▓▓▓▓▓▒▒░░░░░░    ░░▓▓▓▓▓▓▓▓▓▓▓▓▓▓▒▒░░▒▒░░  ░░░░░░░░▒▒▒▒░░░░░░░░░░░░░░░░▒▒░░░░▒▒░░▒▒░░▒▒▓▓████▒▒░░░░░░░░░░░░████▓▓▓▓▒▒▒▒▓▓██░░░░░░░░░░░░        ░░░░░░░░░░░░░░░░▒▒▒▒▒▒░░░░░░░░░░░░░░
░░░░░░░░░░░░░░░░░░░░▒▒▓▓██▓▓██▓▓▒▒██▒▒░░▒▒░░░░    ░░▒▒██▓▓▓▓▓▓▒▒░░░░▒▒░░      ▒▒▒▒▓▓░░░░░░░░░░░░░░░░░░      ▒▒▒▒░░░░▒▒██▒▒██▓▓░░░░░░░░░░▓▓████▓▓▒▒▓▓▓▓██▒▒░░░░░░░░░░░░░░░░░░░░░░░░░░░░░░░░▒▒▒▒▓▓▒▒▒▒▒▒▒▒░░░░░░░░░░
░░░░░░░░░░░░░░░░▒▒░░░░░░▒▒░░████▓▓▓▓░░░░▒▒▒▒░░▒▒░░░░▓▓▓▓▒▒▓▓▓▓░░░░░░▒▒░░░░▒▒░░▒▒░░░░▒▒░░░░░░░░░░░░▒▒▒▒▒▒  ░░▒▒░░░░░░▒▒▓▓██░░░░░░░░░░██████▓▓██▓▓▒▒▒▒▒▒▒▒░░░░░░░░░░░░░░░░░░░░░░░░░░░░░░▒▒▒▒▒▒▒▒▒▒▒▒▒▒░░░░░░░░░░░░░░
░░░░░░░░░░░░░░░░▒▒▓▓▒▒▒▒▒▒██▓▓▓▓▓▓▒▒▒▒░░▒▒░░░░▒▒░░▒▒▒▒▒▒▒▒▒▒▒▒░░░░░░░░░░░░▒▒░░▒▒▒▒▒▒▓▓▒▒░░░░░░░░░░████▒▒▒▒    ▒▒▒▒▒▒▒▒▒▒░░░░░░░░▓▓██▓▓▓▓██████▒▒▒▒▒▒▒▒░░░░░░░░░░░░░░░░░░░░░░░░░░░░▒▒▒▒▒▒▒▒▒▒▒▒▒▒░░░░░░░░░░░░░░░░░░
░░░░░░░░░░░░░░░░░░▓▓░░▓▓██▓▓▒▒▒▒▒▒░░░░░░▒▒▓▓░░░░▒▒▓▓▒▒▒▒▒▒░░░░░░░░░░▓▓▒▒░░░░▒▒▒▒▒▒▒▒░░░░░░░░░░░░░░░░▒▒██▓▓░░▒▒▓▓▒▒▒▒▒▒░░░░░░░░░░▓▓████████▒▒▒▒▒▒▒▒░░░░░░░░░░░░░░░░▒▒▒▒░░░░░░░░▒▒██▒▒▒▒▒▒▒▒▒▒░░░░░░░░░░░░░░░░░░░░░░
░░░░░░░░░░░░░░░░░░░░▒▒▓▓▓▓▒▒▒▒░░░░░░░░░░░░░░▒▒▒▒▓▓▒▒▒▒░░░░░░░░░░░░░░░░▒▒▒▒▒▒▓▓░░░░░░░░░░░░░░░░░░░░░░░░░░▒▒▓▓▓▓▒▒░░░░░░░░░░░░░░░░░░▒▒██▓▓▓▓▓▓▒▒░░░░░░░░░░░░░░░░░░░░░░▓▓▓▓▒▒▒▒████▓▓▒▒▒▒▒▒░░░░░░░░░░░░░░░░░░░░░░░░░░
░░░░░░░░░░░░░░░░░░░░░░░░░░░░░░░░░░░░░░░░░░░░░░░░░░░░░░░░░░░░░░░░░░░░░░░░░░░░░░░░░░░░░░░░░░░░░░░░░░░░░░░░░░░░░░░░░░░░░░░░░░░░░░░░░░░░░░▒▒▒▒░░░░░░░░░░░░░░░░░░░░░░░░░░░░▒▒▒▒██▒▒▒▒▒▒▒▒░░░░░░░░░░░░░░░░░░░░░░░░░░░░░░
░░░░░░░░░░░░░░░░░░░░░░░░░░░░░░░░░░░░░░░░░░░░░░░░░░░░░░░░░░░░░░░░░░░░░░░░░░░░░░░░░░░░░░░░░░░░░░░░░░░░░░░░░░░░░░░░░░░░░░░░░░░░░░░░░░░░░░░░░░░░░░░░░░░░░░░░░░░░░░░░░░░░░░░░░░▒▒▒▒▒▒░░░░░░░░░░░░░░░░░░░░░░░░░░░░░░░░░░
░░░░░░░░░░░░░░░░░░░░░░░░░░░░░░░░░░░░░░░░░░░░▒▒▓▓▒▒░░░░░░░░░░░░░░░░░░░░      ░░░░░░░░░░░░░░░░░░░░░░░░░░░░░░░░░░░░░░░░░░░░░░░░░░░░░░░░░░░░░░░░░░░░░░░░░░░░░░░░░░░░░░░░░░░░░░░░░░░░░░░░░░░░░░░░░░░░░░░░░░░░░░░░░░░░░░
░░░░░░░░░░░░░░░░░░░░░░░░░░░░░░░░░░░░░░░░▒▒▓▓▓▓▓▓▓▓▒▒░░░░░░░░░░░░░░            ░░▒▒░░░░░░░░░░░░░░░░░░░░░░░░░░░░░░░░░░░░░░░░░░░░░░░░░░░░░░░░░░░░░░░░░░░░░░░░░░░░░░░░░░░░░░░░░░░░░░░░░░░░░░░░░░░░░░░░░░░░░░░░░░░░░░░░
░░░░░░░░░░░░░░░░░░░░░░░░░░░░░░░░░░░░▒▒▓▓▓▓▓▓▓▓▓▓▓▓▓▓░░░░░░░░░░              ░░░░▒▒░░░░░░░░░░░░░░░░▒▒▒▒░░░░░░░░░░░░░░░░░░░░░░░░░░▓▓▒▒██▓▓▓▓░░░░░░░░░░░░░░░░░░░░▓▓▓▓████▓▓░░░░░░░░░░░░░░░░░░░░▓▓▓▓▓▓▓▓▒▒░░░░░░░░░░░░
░░░░░░░░░░░░░░░░░░░░░░░░░░░░░░░░▒▒▓▓▓▓▓▓▓▓▓▓▓▓▓▓▓▓▒▒░░░░░░            ░░░░░░░░░░▒▒░░░░░░░░░░░░░░▒▒▒▒░░▓▓░░░░░░░░░░░░░░░░░░░░░░▓▓▓▓██▓▓▓▓▓▓░░▒▒░░░░░░░░░░░░      ▓▓██▓▓▓▓░░▒▒░░░░░░░░░░░░░░▒▒████▓▓██▒▒▒▒░░░░░░░░░░
░░░░░░░░░░░░░░░░░░░░░░░░░░░░▒▒▓▓▓▓▓▓▓▓▓▓▓▓▓▓▓▓▒▒▓▓▓▓▒▒              ░░░░░░░░░░░░▒▒░░░░░░░░▒▒░░▒▒▒▒▒▒▒▒▒▒░░▒▒░░░░░░░░░░░░░░▓▓▓▓▓▓▓▓▓▓██▓▓▓▓░░▓▓▓▓░░▒▒░░            ▒▒▓▓▓▓▒▒██▓▓░░░░░░░░░░░░▒▒████▓▓▓▓░░▓▓▓▓▒▒░░░░░░
░░░░░░░░░░░░░░░░░░░░░░░░▒▒▓▓▓▓▓▓▓▓▓▓▓▓▓▓▓▓▒▒▓▓██▓▓              ░░░░░░░░░░░░░░░░▒▒░░░░▒▒▒▒▒▒▒▒▓▓▒▒▒▒▒▒▒▒░░▒▒░░░░░░░░░░▓▓▓▓▓▓▓▓▓▓▓▓▓▓██▓▓▓▓▓▓▒▒▓▓░░            ░░░░░░▓▓████████░░░░░░▒▒▒▒▒▒▒▒████████▓▓██▓▓▓▓░░░░░░
░░░░░░░░░░░░░░░░░░░░▒▒▓▓▓▓▓▓▓▓▓▓▓▓▓▓▓▓▒▒▓▓▓▓▓▓▒▒░░        ░░░░░░░░░░░░░░░░░░▒▒▒▒░░▒▒▒▒▒▒▒▒▒▒▒▒▒▒▒▒░░░░▒▒▓▓▓▓░░░░░░▓▓▓▓▓▓▓▓▓▓▓▓▓▓▓▓▓▓▓▓▒▒▓▓▓▓░░            ░░░░░░░░░░▒▒██████▓▓░░▒▒░░▒▒▒▒░░▒▒██████▓▓▓▓▓▓▓▓██░░░░░░
░░░░░░░░░░░░░░░░▒▒██▓▓▓▓▓▓▓▓▓▓▓▓▓▓▒▒▓▓████▓▓▓▓▓▓▒▒░░░░░░░░░░░░░░░░░░░░░░▓▓██▒▒▓▓▒▒░░▒▒▒▒▒▒▒▒▒▒▒▒░░▒▒▓▓██▒▒▒▒▒▒▓▓▓▓▓▓▓▓▓▓▓▓▓▓▓▓▓▓▒▒▓▓██▒▒░░            ░░░░░░░░██░░░░██▓▓▒▒▓▓▓▓▓▓▒▒░░▒▒▒▒▓▓▒▒░░▒▒██▓▓▒▒▓▓██▒▒░░░░░░
░░░░░░░░░░░░░░▒▒▓▓▓▓▓▓██▓▓▓▓▓▓▒▒▓▓▓▓▓▓▒▒▒▒██▓▓▓▓▓▓▒▒░░░░▒▒██░░░░░░░░▒▒▓▓▓▓▓▓▓▓▒▒▒▒▓▓▒▒▒▒▒▒▒▒░░▒▒▒▒██▒▒▓▓▒▒▓▓▓▓▓▓▓▓▓▓▓▓▓▓▓▓▓▓▒▒▓▓██▓▓░░            ░░░░░░░░░░░░░░░░▒▒██▓▓▒▒▒▒▒▒▒▒▒▒▓▓▒▒▒▒▒▒▒▒░░░░▓▓▓▓▒▒▒▒▒▒░░░░░░░░
░░░░░░░░░░░░▒▒▓▓▓▓▓▓▓▓▓▓██▒▒▓▓██▓▓▒▒▒▒▒▒▓▓██▓▓▓▓██▓▓░░░░▒▒▒▒░░░░▒▒▒▒▓▓██▓▓▓▓▓▓▓▓▒▒▒▒▒▒▒▒░░▒▒▒▒▒▒▒▒▒▒▒▒▓▓▓▓▓▓▓▓▓▓▓▓▓▓▓▓▓▓▒▒▓▓▓▓██▓▓░░          ░░░░░░░░░░░░░░░░▒▒▓▓▓▓▒▒▒▒▒▒▒▒▒▒▒▒▒▒▒▒▒▒░░░░▒▒▓▓██▒▒▒▒▒▒▒▒░░░░░░░░░░
░░░░░░░░░░▒▒░░▓▓▓▓▒▒▓▓██▓▓▓▓██▓▓▒▒▒▒▒▒▒▒░░▓▓▓▓▒▒▓▓██░░░░░░░░▒▒▒▒▒▒▒▒░░▓▓▓▓▒▒▓▓██░░▒▒░░▒▒▒▒▒▒▒▒▒▒▒▒▒▒▓▓▓▓▓▓▓▓▓▓▓▓▓▓▓▓▒▒▓▓████▓▓████░░░░░░░░░░░░░░░░░░░░░░░░▒▒██▓▓██▓▓▒▒░░▒▒▒▒▒▒▒▒▒▒▒▒░░▒▒▓▓██▒▒▓▓▒▒▒▒░░░░░░░░░░░░░░
░░░░░░░░░░▓▓▒▒░░▒▒░░▓▓▒▒██████▓▓▓▓▒▒▒▒▓▓▒▒░░▒▒░░██▒▒░░░░▒▒██▓▓▒▒▒▒▓▓░░▒▒▒▒▒▒▓▓▓▓░░▒▒▓▓▓▓▒▒▒▒▒▒▒▒░░░░▓▓▓▓██▓▓▓▓▓▓▒▒▓▓██▒▒▒▒▒▒██▒▒▓▓░░░░░░░░░░░░░░░░░░░░▒▒▒▒▒▒██▓▓▒▒▓▓▒▒▒▒▒▒▒▒▒▒▒▒░░▒▒▒▒▓▓▓▓▓▓▒▒▒▒░░░░░░░░░░░░░░░░░░
░░░░░░░░▓▓▓▓▓▓▓▓▓▓▓▓▒▒▓▓██▓▓██▓▓▒▒▒▒▓▓▓▓██▓▓▓▓██████████████▒▒▒▒▓▓▓▓▓▓▓▓▓▓██▓▓▓▓██▒▒██▓▓▒▒▒▒░░░░░░░░▓▓▓▓▓▓▓▓▒▒▓▓▓▓██▒▒▒▒▒▒▒▒▒▒▒▒▒▒░░░░░░░░░░░░░░░░▒▒▒▒▒▒▒▒▒▒▒▒▒▒░░░░▒▒▒▒▒▒▒▒░░▒▒▒▒▒▒▒▒▒▒▒▒▒▒░░░░░░░░░░░░░░░░░░░░░░
░░░░░░▓▓▒▒▓▓▓▓▓▓▒▒██▓▓▓▓▓▓██▒▒▒▒▒▒▓▓▒▒▓▓▓▓██████████▓▓██▒▒░░▒▒▓▓▒▒▓▓▓▓██▓▓▓▓▓▓▓▓▓▓██▒▒▒▒░░░░░░░░░░░░░░▓▓██████▓▓▓▓██▒▒▒▒▒▒▒▒▒▒░░░░▒▒░░░░░░░░░░▒▒▓▓▒▒▒▒▒▒▒▒▒▒░░▒▒▒▒░░░░▒▒░░▒▒▒▒▒▒▒▒▒▒▒▒▒▒░░░░░░░░░░░░░░░░░░░░░░░░░░
░░░░░░██▒▒▒▒▓▓▓▓▓▓▒▒██▒▒▒▒░░░░░░▒▒██▒▒▒▒██▓▓▓▓▒▒██▒▒▒▒░░░░░░▓▓▓▓▒▒▓▓▓▓▓▓▓▓▒▒▓▓▒▒▒▒░░░░░░░░░░░░░░░░░░░░██████▓▓████▒▒▒▒▒▒▒▒░░░░░░░░░░▓▓▒▒░░▒▒██▓▓██▒▒▒▒▒▒░░░░░░░░██▓▓▒▒░░▓▓██▒▒▒▒▒▒▒▒░░░░░░░░░░░░░░░░░░░░░░░░░░░░░░
░░░░░░▒▒▓▓▓▓▓▓▓▓██▒▒▒▒▒▒░░░░░░░░░░▒▒▓▓▓▓▓▓▓▓██▒▒▒▒▒▒░░░░░░░░░░▒▒▓▓▓▓▓▓▒▒▓▓▒▒▒▒▒▒░░░
copy to clipboard 👍 upvote 👎 downvote
fill: spaces toggle palette ▓→✊🏽